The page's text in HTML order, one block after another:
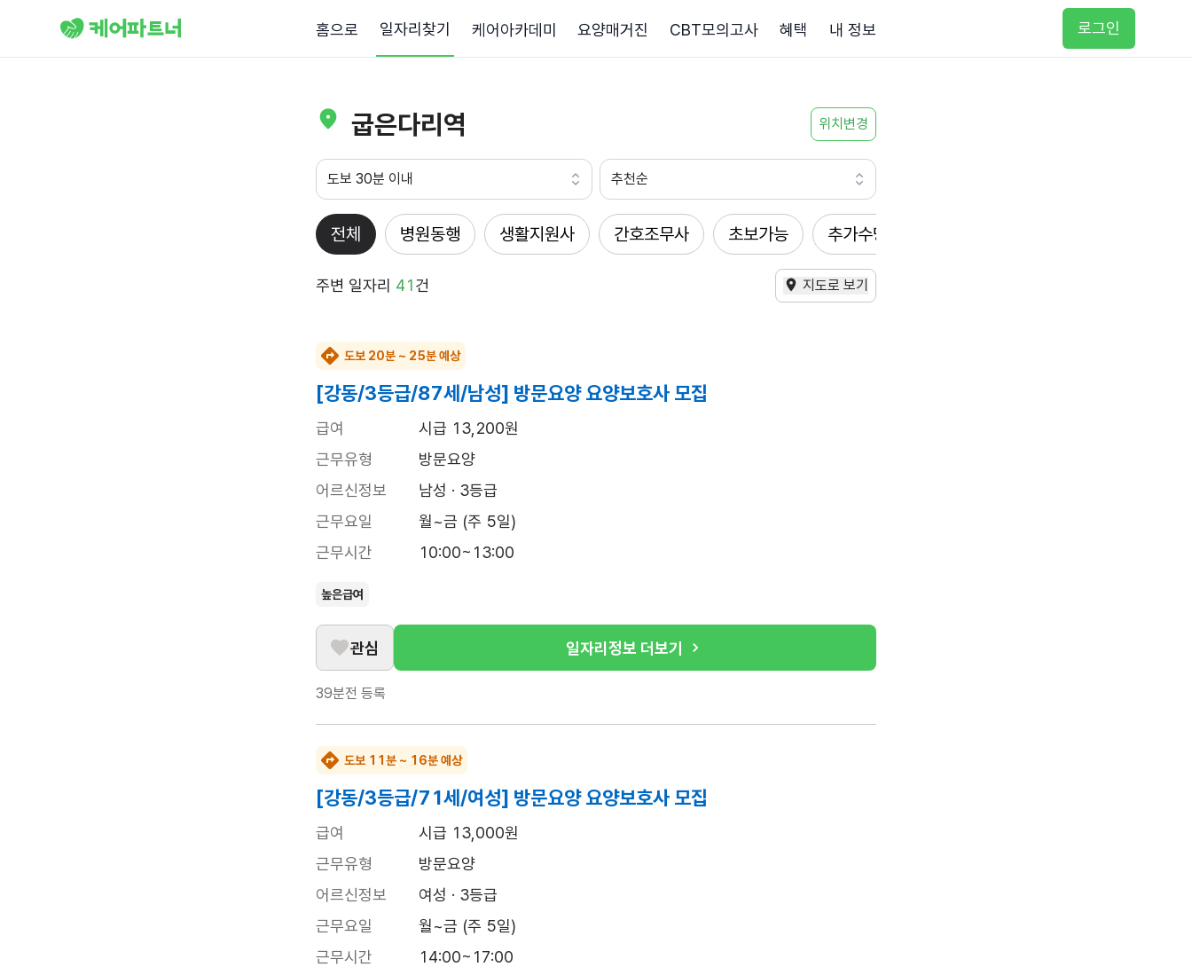
홈으로 일자리찾기 케어아카데미 요양매거진 CBT모의고사 혜택 내 정보 로그인
굽은다리역 위치변경
도보 30분 이내 추천순
전체 병원동행 생활지원사 간호조무사 초보가능 추가수당
주변 일자리 41건 지도로 보기
도보 20분 ~ 25분 예상
[강동/3등급/87세/남성] 방문요양 요양보호사 모집
급여
시급 13,200원
근무유형
방문요양
어르신정보
남성 · 3등급
근무요일
월~금 (주 5일)
근무시간
10:00~13:00
높은급여
관심 일자리정보 더보기
39분전 등록
도보 11분 ~ 16분 예상
[강동/3등급/71세/여성] 방문요양 요양보호사 모집
급여
시급 13,000원
근무유형
방문요양
어르신정보
여성 · 3등급
근무요일
월~금 (주 5일)
근무시간
14:00~17:00